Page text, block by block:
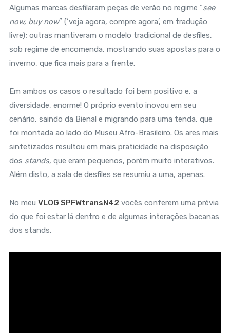
Algumas marcas desfilaram peças de verão no regime “see
now, buy now” (‘veja agora, compre agora’, em tradução
livre); outras mantiveram o modelo tradicional de desfiles,
sob regime de encomenda, mostrando suas apostas para o
inverno, que fica mais para a frente.
Em ambos os casos o resultado foi bem positivo e, a
diversidade, enorme! O próprio evento inovou em seu
cenário, saindo da Bienal e migrando para uma tenda, que
foi montada ao lado do Museu Afro-Brasileiro. Os ares mais
sintetizados resultou em mais praticidade na disposição
dos stands, que eram pequenos, porém muito interativos.
Além disto, a sala de desfiles se resumiu a uma, apenas.
No meu VLOG SPFWtransN42 vocês conferem uma prévia
do que foi estar lá dentro e de algumas interações bacanas
dos stands.